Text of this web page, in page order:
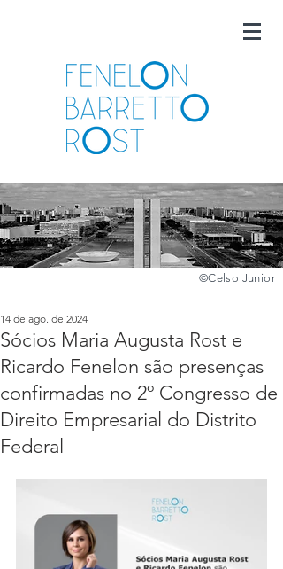
©️Celso Junior
Sócios Maria Augusta Rost e
Ricardo Fenelon são presenças
confirmadas no 2º Congresso de
Direito Empresarial do Distrito
Federal
14 de ago. de 2024